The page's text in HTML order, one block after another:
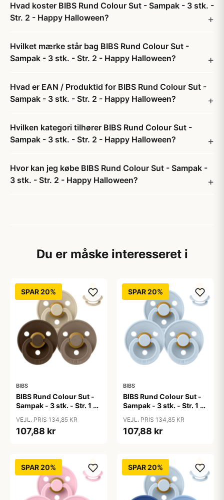
Hvad koster BIBS Rund Colour Sut - Sampak - 3 stk. -
Str. 2 - Happy Halloween?
Hvilket mærke står bag BIBS Rund Colour Sut -
Sampak - 3 stk. - Str. 2 - Happy Halloween?
Hvad er EAN / Produktid for BIBS Rund Colour Sut -
Sampak - 3 stk. - Str. 2 - Happy Halloween?
Hvilken kategori tilhører BIBS Rund Colour Sut -
Sampak - 3 stk. - Str. 2 - Happy Halloween?
Hvor kan jeg købe BIBS Rund Colour Sut - Sampak -
3 stk. - Str. 2 - Happy Halloween?
Du er måske interesseret i
SPAR 20%
BIBS
BIBS Rund Colour Sut -
Sampak - 3 stk. - Str. 1 -
VEJL. PRIS 134,85 KR
107,88 kr
SPAR 20%
BIBS
BIBS Rund Colour Sut -
Sampak - 3 stk. - Str. 1 -
VEJL. PRIS 134,85 KR
107,88 kr
SPAR 20% SPAR 20%